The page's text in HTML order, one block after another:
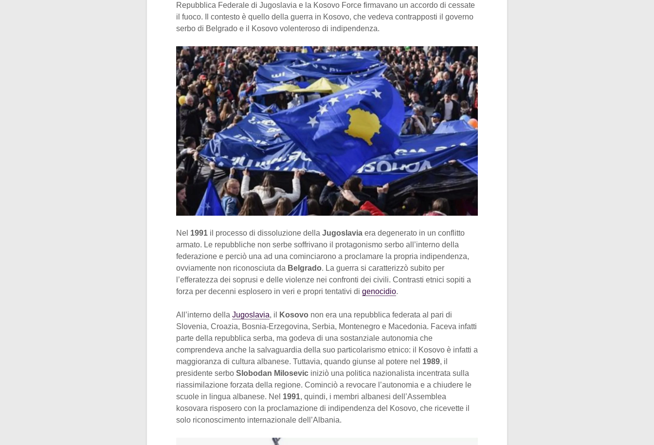
Repubblica Federale di Jugoslavia e la Kosovo Force firmavano un accordo di cessate
il fuoco. Il contesto è quello della guerra in Kosovo, che vedeva contrapposti il governo
serbo di Belgrado e il Kosovo volenteroso di indipendenza.
Nel 1991 il processo di dissoluzione della Jugoslavia era degenerato in un conflitto
armato. Le repubbliche non serbe soffrivano il protagonismo serbo all’interno della
federazione e perciò una ad una cominciarono a proclamare la propria indipendenza,
ovviamente non riconosciuta da Belgrado. La guerra si caratterizzò subito per
l’efferatezza dei soprusi e delle violenze nei confronti dei civili. Contrasti etnici sopiti a
forza per decenni esplosero in veri e propri tentativi di genocidio.
All’interno della Jugoslavia, il Kosovo non era una repubblica federata al pari di
Slovenia, Croazia, Bosnia-Erzegovina, Serbia, Montenegro e Macedonia. Faceva infatti
parte della repubblica serba, ma godeva di una sostanziale autonomia che
comprendeva anche la salvaguardia della suo particolarismo etnico: il Kosovo è infatti a
maggioranza di cultura albanese. Tuttavia, quando giunse al potere nel 1989, il
presidente serbo Slobodan Milosevic iniziò una politica nazionalista incentrata sulla
riassimilazione forzata della regione. Cominciò a revocare l’autonomia e a chiudere le
scuole in lingua albanese. Nel 1991, quindi, i membri albanesi dell’Assemblea
kosovara risposero con la proclamazione di indipendenza del Kosovo, che ricevette il
solo riconoscimento internazionale dell’Albania.